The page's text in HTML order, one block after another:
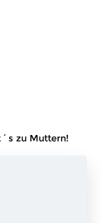
zu Muttern!